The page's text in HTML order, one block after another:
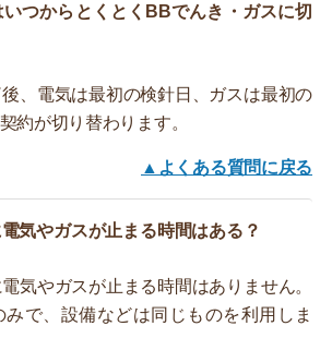
つからとくとくBBでんき・ガスに切
、電気は最初の検針日、ガスは最初の
約が切り替わります。
▲よくある質問に戻る
気やガスが止まる時間はある？
気やガスが止まる時間はありません。
で、設備などは同じものを利用しま